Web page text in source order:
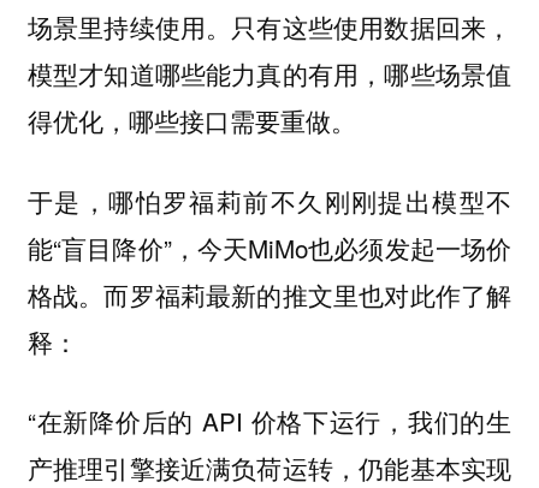
场景里持续使用。只有这些使用数据回来，
模型才知道哪些能力真的有用，哪些场景值
得优化，哪些接口需要重做。
于是，哪怕罗福莉前不久刚刚提出模型不
能“盲目降价”，今天MiMo也必须发起一场价
格战。而罗福莉最新的推文里也对此作了解
释：
“在新降价后的 API 价格下运行，我们的生
产推理引擎接近满负荷运转，仍能基本实现